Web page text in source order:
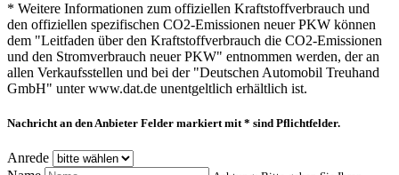
* Weitere Informationen zum offiziellen Kraftstoffverbrauch und
den offiziellen spezifischen CO2-Emissionen neuer PKW können
dem "Leitfaden über den Kraftstoffverbrauch die CO2-Emissionen
und den Stromverbrauch neuer PKW" entnommen werden, der an
allen Verkaufsstellen und bei der "Deutschen Automobil Treuhand
GmbH" unter www.dat.de unentgeltlich erhältlich ist.
Nachricht an den Anbieter Felder markiert mit * sind Pflichtfelder.
Anrede